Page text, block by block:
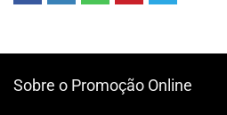
Sobre o Promoção Online